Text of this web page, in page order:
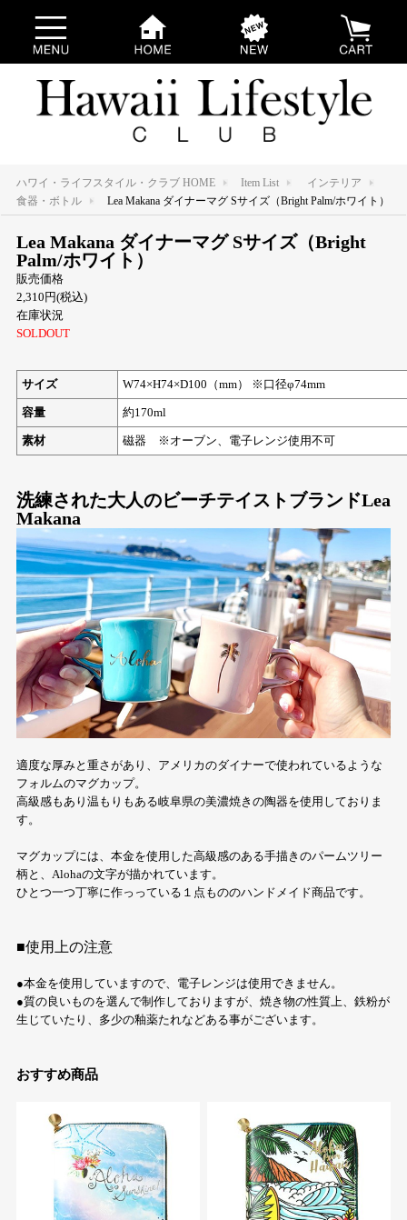
ハワイ・ライフスタイル・クラブ HOME Item List
インテリア
食器・ボトル
Lea Makana ダイナーマグ Sサイズ（Bright Palm/ホワイト）
Lea Makana ダイナーマグ Sサイズ（Bright
Palm/ホワイト）
販売価格
2,310円(税込)
在庫状況
SOLDOUT
サイズ W74×H74×D100（mm） ※口径φ74mm
容量 約170ml
素材 磁器 ※オーブン、電子レンジ使用不可
洗練された大人のビーチテイストブランドLea
Makana
適度な厚みと重さがあり、アメリカのダイナーで使われているような
フォルムのマグカップ。
高級感もあり温もりもある岐阜県の美濃焼きの陶器を使用しておりま
す。
マグカップには、本金を使用した高級感のある手描きのパームツリー
柄と、Alohaの文字が描かれています。
ひとつ一つ丁寧に作っっている１点もののハンドメイド商品です。
■使用上の注意
●本金を使用していますので、電子レンジは使用できません。
●質の良いものを選んで制作しておりますが、焼き物の性質上、鉄粉が
生じていたり、多少の釉薬たれなどある事がございます。
おすすめ商品